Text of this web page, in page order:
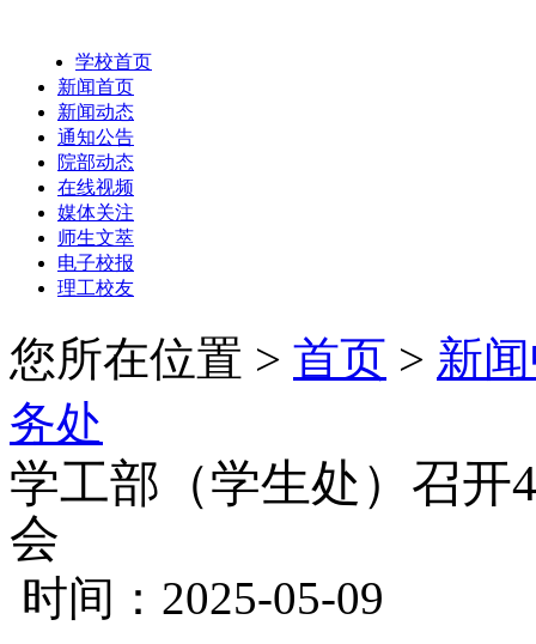
学校首页
新闻首页
新闻动态
通知公告
院部动态
在线视频
媒体关注
师生文萃
电子校报
理工校友
您所在位置 > 首页 > 新
务处
学工部（学生处）召开
会
时间：2025-05-09